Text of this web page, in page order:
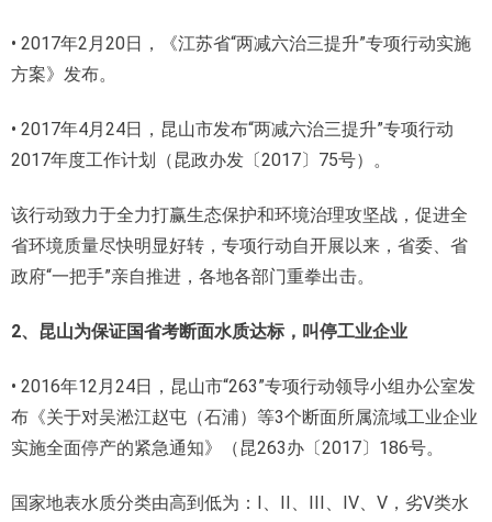
• 2017年2月20日，《江苏省“两减六治三提升”专项行动实施
方案》发布。
• 2017年4月24日，昆山市发布“两减六治三提升”专项行动
2017年度工作计划（昆政办发〔2017〕75号）。
该行动致力于全力打赢生态保护和环境治理攻坚战，促进全
省环境质量尽快明显好转，专项行动自开展以来，省委、省
政府“一把手”亲自推进，各地各部门重拳出击。
2、 昆山为保证国省考断面水质达标，叫停工业企业
• 2016年12月24日，昆山市“263”专项行动领导小组办公室发
布《关于对吴淞江赵屯（石浦）等3个断面所属流域工业企业
实施全面停产的紧急通知》（昆263办〔2017〕186号。
国家地表水质分类由高到低为：I、II、III、IV、V，劣V类水